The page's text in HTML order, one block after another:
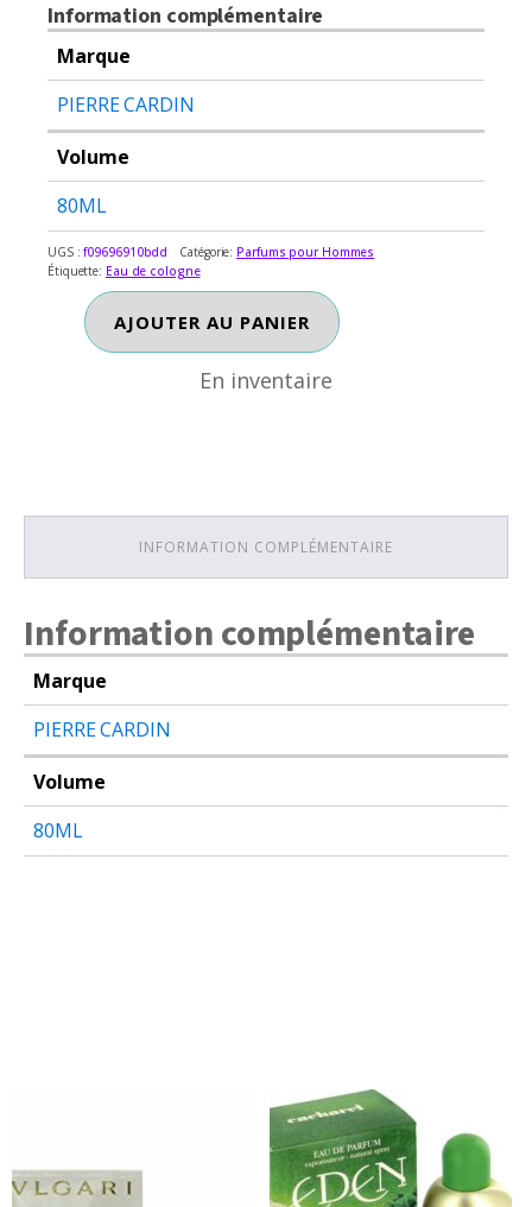
notations
client
Information complémentaire
Marque
PIERRE CARDIN
Volume
80ML
UGS :f09696910bdd Catégorie: Parfums pour Hommes
Étiquette: Eau de cologne
quantité
de
PIERRE
AJOUTER AU PANIER
En inventaire
INFORMATION COMPLÉMENTAIRE
Information complémentaire
Marque
PIERRE CARDIN
Volume
80ML